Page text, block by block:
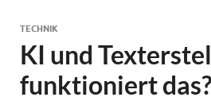
TECHNIK
KI und
funktioniert das?